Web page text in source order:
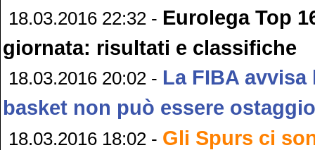
18.03.2016 22:32 - Eurolega Top
giornata: risultati e classifiche
18.03.2016 20:02 - La FIBA
basket non può essere
18.03.2016 18:02 - Gli Spurs ci